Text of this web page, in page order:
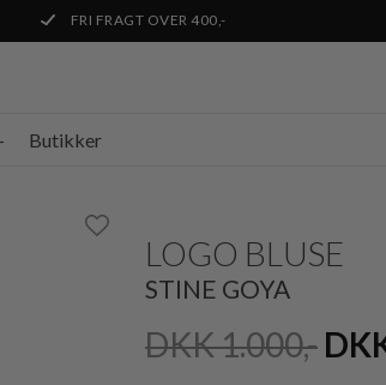
FRI FRAGT OVER 400,-
Butikker
LOGO BLUSE
STINE GOYA
DKK 1.000,-